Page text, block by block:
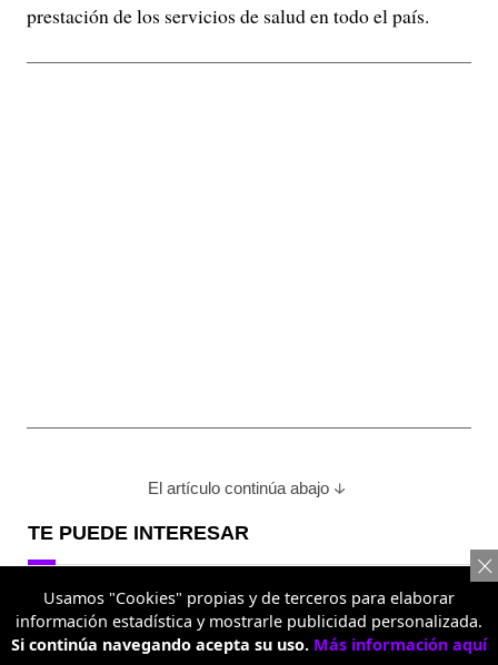
prestación de los servicios de salud en todo el país.
El artículo continúa abajo
TE PUEDE INTERESAR
Contenido Patrocinado
inDrive apuesta por el segmento taxi
Usamos "Cookies" propias y de terceros para elaborar
información estadística y mostrarle publicidad personalizada.
Si continúa navegando acepta su uso. Más información aquí